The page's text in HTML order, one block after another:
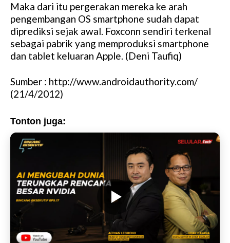
Maka dari itu pergerakan mereka ke arah
pengembangan OS smartphone sudah dapat
diprediksi sejak awal. Foxconn sendiri terkenal
sebagai pabrik yang memproduksi smartphone
dan tablet keluaran Apple. (Deni Taufiq)
Sumber : http://www.androidauthority.com/
(21/4/2012)
Tonton juga: